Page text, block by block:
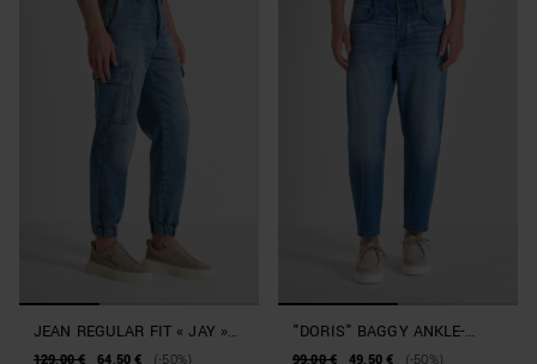
JEAN REGULAR FIT « JAY »
EN DENIM BLEU AVEC
129,00 € 64,50 € (-50%)
"DORIS" BAGGY ANKLE-
LENGTH FIT JEANS IN
99,00 € 49,50 € (-50%)